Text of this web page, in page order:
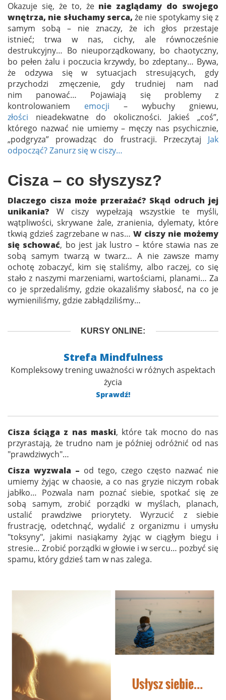
Okazuje się, że to, żenie zaglądamy do swojego
wnętrza, nie słuchamy serca, że nie spotykamy się z
samym sobą – nie znaczy, że ich głos przestaje
istnieć; trwa w nas, cichy, ale równocześnie
destrukcyjny… Bo nieuporządkowany, bo chaotyczny,
bo pełen żalu i poczucia krzywdy, bo zdeptany… Bywa,
że odzywa się w sytuacjach stresujących, gdy
przychodzi zmęczenie, gdy trudniej nam nad
nim panować… Pojawiają się problemy z
kontrolowaniem emocji – wybuchy gniewu,
złości nieadekwatne do okoliczności. Jakieś „coś”,
którego nazwać nie umiemy – męczy nas psychicznie,
„podgryza” prowadząc do frustracji. Przeczytaj Jak
odpocząć? Zanurz się w ciszy…
Cisza – co słyszysz?
Dlaczego cisza może przerażać? Skąd odruch jej
unikania? W ciszy wypełzają wszystkie te myśli,
wątpliwości, skrywane żale, zranienia, dylematy, które
tkwią gdzieś zagrzebane w nas… W ciszy nie możemy
się schować, bo jest jak lustro – które stawia nas ze
sobą samym twarzą w twarz… A nie zawsze mamy
ochotę zobaczyć, kim się staliśmy, albo raczej, co się
stało z naszymi marzeniami, wartościami, planami… Za
co je sprzedaliśmy, gdzie okazaliśmy słabosć, na co je
wymieniliśmy, gdzie zabłądziliśmy…
KURSY ONLINE:
Strefa Mindfulness
Kompleksowy trening uważności w różnych aspektach
życia
Sprawdź!
Cisza ściąga z nas maski, które tak mocno do nas
przyrastają, że trudno nam je później odróżnić od nas
"prawdziwych"…
Cisza wyzwala – od tego, czego często nazwać nie
umiemy żyjąc w chaosie, a co nas gryzie niczym robak
jabłko… Pozwala nam poznać siebie, spotkać się ze
sobą samym, zrobić porządki w myślach, planach,
ustalić prawdziwe priorytety. Wyrzucić z siebie
frustrację, odetchnąć, wydalić z organizmu i umysłu
"toksyny", jakimi nasiąkamy żyjąc w ciągłym biegu i
stresie… Zrobić porządki w głowie i w sercu… pozbyć się
spamu, który gdzieś tam w nas zalega.